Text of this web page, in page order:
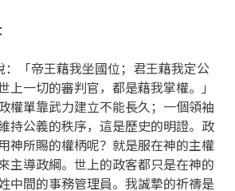
「帝王藉我坐國位；君王藉我定公
上一切的審判官，都是藉我掌權。」
權單靠武力建立不能長久；一個領袖
持公義的秩序，這是歷史的明證。政
神所賜的權柄呢？就是服在神的主權
主導政綱。世上的政客都只是在神的
中間的事務管理員。我誠摯的祈禱是